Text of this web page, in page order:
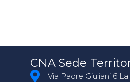
CNA Sede
Via Padre Giuliani 6